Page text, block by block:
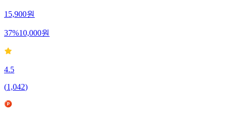
15,900원
37%10,000원
4.5
(1,042)